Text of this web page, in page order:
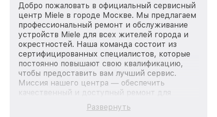
Добро пожаловать в официальный сервисный
центр Miele в городе Москве. Мы предлагаем
профессиональный ремонт и обслуживание
устройств Miele для всех жителей города и
окрестностей. Наша команда состоит из
сертифицированных специалистов, которые
постоянно повышают свою квалификацию,
чтобы предоставить вам лучший сервис.
Миссия нашего центра — обеспечить
качественный и доступный ремонт для
каждого пользователя продукции Miele, вне
зависимости от сложности поломки. Мы
Развернуть